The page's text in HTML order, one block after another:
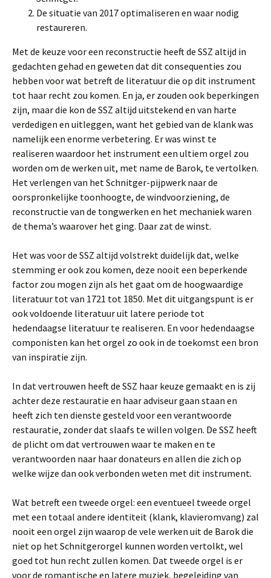
De situatie van 2017 optimaliseren en waar nodig
restaureren.
Met de keuze voor een reconstructie heeft de SSZ altijd in
gedachten gehad en geweten dat dit consequenties zou
hebben voor wat betreft de literatuur die op dit instrument
tot haar recht zou komen. En ja, er zouden ook beperkingen
zijn, maar die kon de SSZ altijd uitstekend en van harte
verdedigen en uitleggen, want het gebied van de klank was
namelijk een enorme verbetering. Er was winst te
realiseren waardoor het instrument een ultiem orgel zou
worden om de werken uit, met name de Barok, te vertolken.
Het verlengen van het Schnitger-pijpwerk naar de
oorspronkelijke toonhoogte, de windvoorziening, de
reconstructie van de tongwerken en het mechaniek waren
de thema’s waarover het ging. Daar zat de winst.
Het was voor de SSZ altijd volstrekt duidelijk dat, welke
stemming er ook zou komen, deze nooit een beperkende
factor zou mogen zijn als het gaat om de hoogwaardige
literatuur tot van 1721 tot 1850. Met dit uitgangspunt is er
ook voldoende literatuur uit latere periode tot
hedendaagse literatuur te realiseren. En voor hedendaagse
componisten kan het orgel zo ook in de toekomst een bron
van inspiratie zijn.
In dat vertrouwen heeft de SSZ haar keuze gemaakt en is zij
achter deze restauratie en haar adviseur gaan staan en
heeft zich ten dienste gesteld voor een verantwoorde
restauratie, zonder dat slaafs te willen volgen. De SSZ heeft
de plicht om dat vertrouwen waar te maken en te
verantwoorden naar haar donateurs en allen die zich op
welke wijze dan ook verbonden weten met dit instrument.
Wat betreft een tweede orgel: een eventueel tweede orgel
met een totaal andere identiteit (klank, klavieromvang) zal
nooit een orgel zijn waarop de vele werken uit de Barok die
niet op het Schnitgerorgel kunnen worden vertolkt, wel
goed tot hun recht zullen komen. Dat tweede orgel is er
voor de romantische en latere muziek, begeleiding van